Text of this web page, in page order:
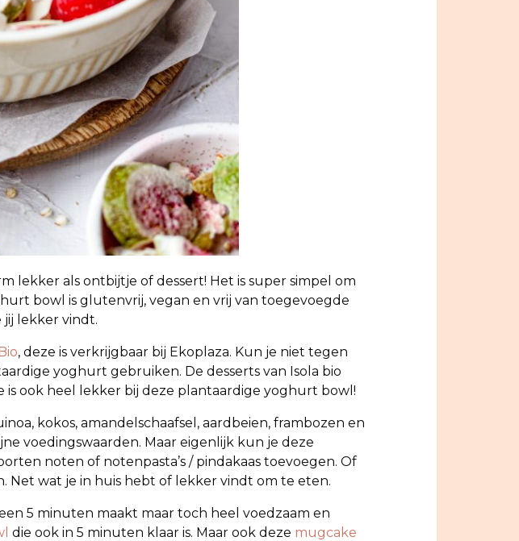
als ontbijtje of dessert! Het is super simpel om
bowl is glutenvrij, vegan en vrij van toegevoegde
lekker vindt.
, deze is verkrijgbaar bij Ekoplaza. Kun je niet tegen
yoghurt gebruiken. De desserts van Isola bio
is ook heel lekker bij deze plantaardige yoghurt bowl!
kokos, amandelschaafsel, aardbeien, frambozen en
voedingswaarden. Maar eigenlijk kun je deze
noten of notenpasta’s / pindakaas toevoegen. Of
Net wat je in huis hebt of lekker vindt om te eten.
5 minuten maakt maar toch heel voedzaam en
die ook in 5 minuten klaar is. Maar ook deze mugcake